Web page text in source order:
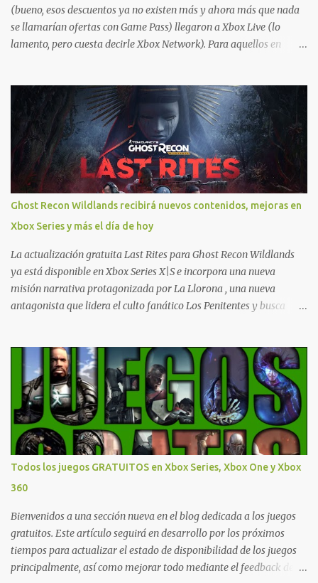
(bueno, esos descuentos ya no existen más y ahora más que nada
se llamarían ofertas con Game Pass) llegaron a Xbox Live (lo
lamento, pero cuesta decirle Xbox Network). Para aquellos en
jugarlos y mantener un progreso compartido en Windows PC y
Xbox, y tenemos un listado de juegos compatibles por acá . ¿Aún
necesitas una mano con las compras? Tenemos un tutorial extenso
o en vídeo para que se quiten todas las dudas generales de cómo
hacer compras en Xbox . Podes consultar un listado más completo
de promociones desde xbox.com. El post puede tener
actualizaciones regulares o cambios ante cualquier error. Ofertas
- Argentina Ofertas - Chile Ofertas - Colombia Ofertas - México
Ofertas - Estados Unidos Ofertas - España Todas las ofertas de
Xbox One también aplican a Xbox Series, a excepción de los jue...
Ghost Recon Wildlands recibirá nuevos contenidos, mejoras en
Xbox Series y más el día de hoy
La actualización gratuita Last Rites para Ghost Recon Wildlands
ya está disponible en Xbox Series X|S e incorpora una nueva
misión narrativa protagonizada por La Llorona , una nueva
antagonista que lidera el culto fanático Los Penitentes y busca
Predator , uno de los desafíos más recordados por la comunidad,
junto con múltiples mejoras centradas en ampliar la libertad de
juego. Uno de los aspectos más importantes de Last Rites es la
gran cantidad de opciones de personalización incorporadas. Ahora
es posible ocultar más elementos de la interfaz, incluyendo las
trayectorias de lanzamiento de granadas y el resaltado de objetos
interactivos, además de desactivar automáticamente los sonidos
asociados cuando la interfaz está oculta. También se añaden los
llamados "Parámetros Ghost" , que permiten activar la recarga
táctica, limitar el número de armas ...
Todos los juegos GRATUITOS en Xbox Series, Xbox One y Xbox
360
Bienvenidos a una sección nueva en el blog dedicada a los juegos
gratuitos. Este artículo seguirá en desarrollo por los próximos
tiempos para actualizar el estado de disponibilidad de los juegos
principalmente, así como mejorar todo mediante el feedback de